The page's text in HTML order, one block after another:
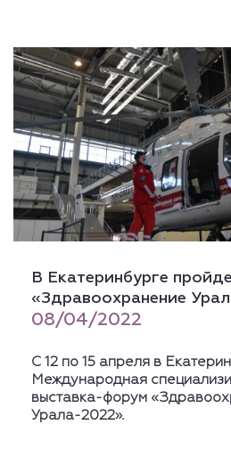
В Екатеринбурге
«Здравоохранение
08/04/2022
С 12 по 15 апреля в
Международная
выставка-форум
Урала-2022».